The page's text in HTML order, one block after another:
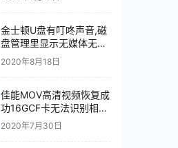
金士顿U盘有叮咚声音,磁
盘管理里显示无媒体无法
识别主控PS2251-07-V
2020年8月18日
佳能MOV高清视频恢复成
功16GCF卡无法识别相机
卡损坏SM2232T恢复成
2020年7月30日